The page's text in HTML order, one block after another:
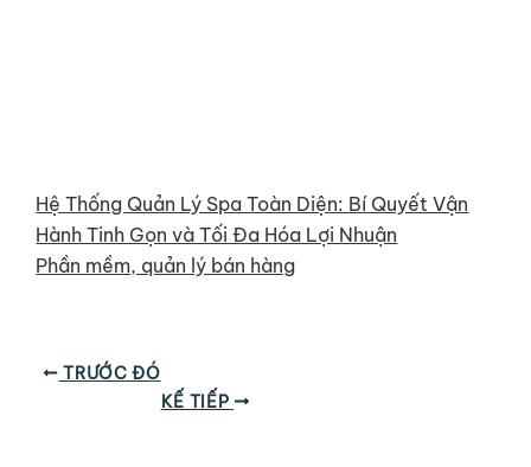
Hệ Thống Quản Lý Spa Toàn Diện: Bí Quyết Vận
Hành Tinh Gọn và Tối Đa Hóa Lợi Nhuận
Phần mềm, quản lý bán hàng
TRƯỚC ĐÓ
KẾ TIẾP